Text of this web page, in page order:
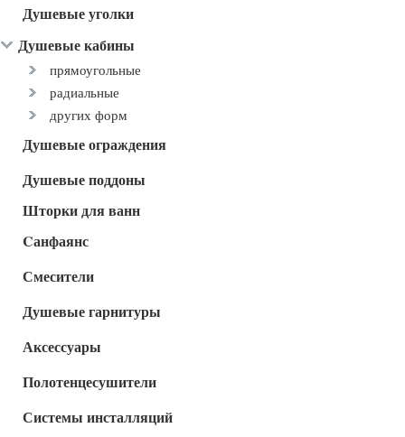
Душевые уголки
Душевые кабины
прямоугольные
радиальные
других форм
Душевые ограждения
Душевые поддоны
Шторки для ванн
Cанфаянс
Смесители
Душевые гарнитуры
Аксессуары
Полотенцесушители
Системы инсталляций